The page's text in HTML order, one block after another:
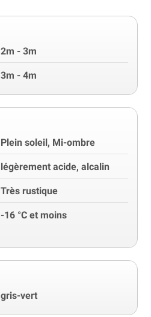
2m - 3m
3m - 4m
Plein soleil, Mi-ombre
légèrement acide, alcalin
Très rustique
-16 °C et moins
gris-vert